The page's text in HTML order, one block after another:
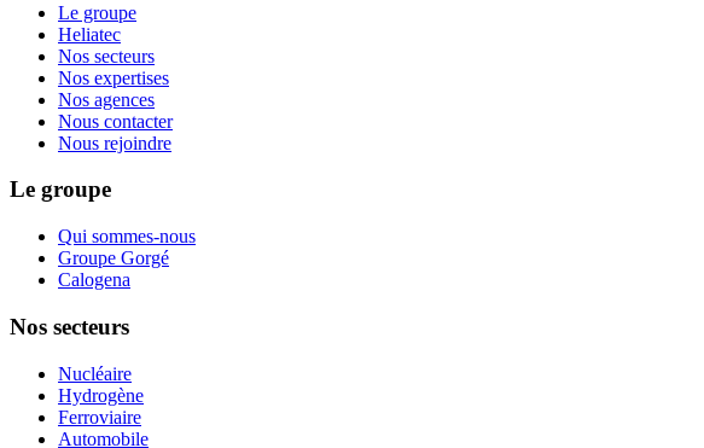
Le groupe
Heliatec
Nos secteurs
Nos expertises
Nos agences
Nous contacter
Nous rejoindre
Le groupe
Qui sommes-nous
Groupe Gorgé
Calogena
Nos secteurs
Nucléaire
Hydrogène
Ferroviaire
Automobile